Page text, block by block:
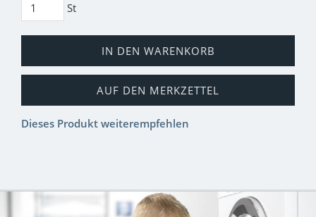
St
IN DEN WARENKORB
AUF DEN MERKZETTEL
Dieses Produkt weiterempfehlen